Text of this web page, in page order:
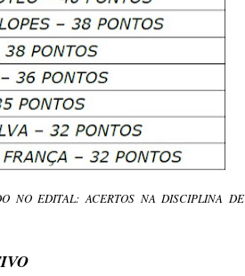
NO EDITAL: ACERTOS NA DISCIPLINA DE